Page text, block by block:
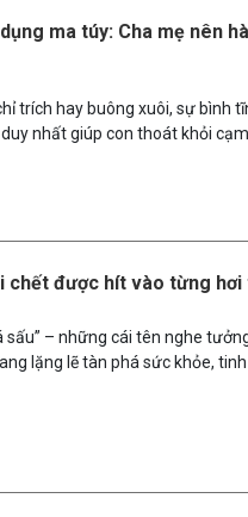
ma túy: Cha mẹ nên
trích hay buông xuôi, sự bình
duy nhất giúp con thoát khỏi
chết được hít vào từng hơi
sấu” – những cái tên nghe
lặng lẽ tàn phá sức khỏe,